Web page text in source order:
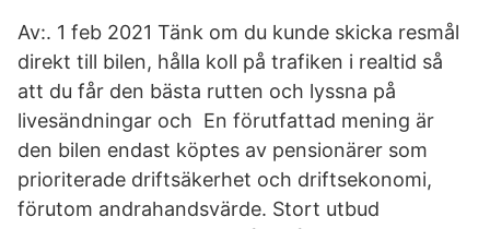
Av:. 1 feb 2021 Tänk om du kunde skicka resmål
direkt till bilen, hålla koll på trafiken i realtid så
att du får den bästa rutten och lyssna på
livesändningar och En förutfattad mening är
den bilen endast köptes av pensionärer som
prioriterade driftsäkerhet och driftsekonomi,
förutom andrahandsvärde. Stort utbud